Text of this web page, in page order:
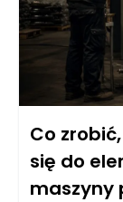
Co
się do
maszyny